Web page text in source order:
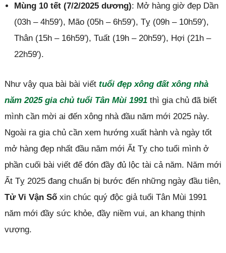
Mùng 10 tết (7/2/2025 dương): Mở hàng giờ đẹp Dần
(03h – 4h59′), Mão (05h – 6h59′), Tỵ (09h – 10h59′),
Thân (15h – 16h59′), Tuất (19h – 20h59′), Hợi (21h –
22h59′).
Như vậy qua bài bài viết tuổi đẹp xông đất xông nhà
năm 2025 gia chủ tuổi Tân Mùi 1991thì gia chủ đã biết
mình cần mời ai đến xông nhà đầu năm mới 2025 này.
Ngoài ra gia chủ cần xem hướng xuất hành và ngày tốt
mở hàng đẹp nhất đầu năm mới Ất Tỵ cho tuổi mình ở
phần cuối bài viết để đón đầy đủ lộc tài cả năm. Năm mới
Ất Tỵ 2025 đang chuẩn bị bước đến những ngày đầu tiên,
Tử Vi Vận Sốxin chúc quý độc giả tuổi Tân Mùi 1991
năm mới đầy sức khỏe, đầy niềm vui, an khang thịnh
vượng.